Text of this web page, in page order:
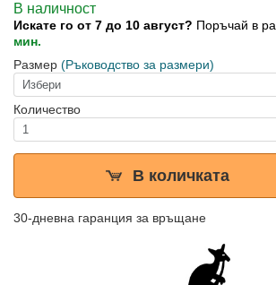
В наличност
Искате го от 7 до 10 август? Поръчай в
мин.
Размер (Ръководство за размери)
Количество
В количката
30-дневна гаранция за връщане